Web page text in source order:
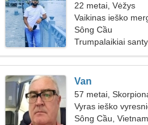
22 metai, Vėžys
Vaikinas ieško
Sông Cầu
Trumpalaikiai
Van
57 metai,
Vyras ieško
Sông Cầu,